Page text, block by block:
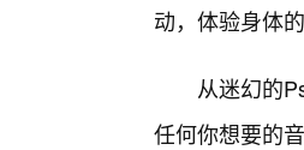
动，体验身体
从迷幻的
任何你想要的